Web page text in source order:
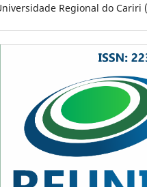
Regional do Cariri